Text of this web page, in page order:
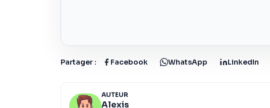
Partager : Facebook WhatsApp LinkedIn
AUTEUR
Alexis